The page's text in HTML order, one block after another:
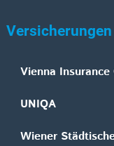
Versicherungen
Vienna Insurance
UNIQA
Wiener